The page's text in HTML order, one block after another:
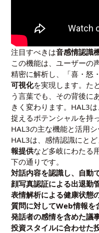
注目すべきは音感情認識
この機能は、ユーザーの
精密に解析し、「喜・怒
可視化を実現します。た
う言葉でも、その背後に
きく変わります。HAL3
捉えるポテンシャルを持
HAL3の主な機能と活用シ
HAL3は、感情認識にと
報提供など多岐にわたる
下の通りです。
対話内容を認識し、自動
顔写真認証による出退勤
表情解析による健康状態
質問に対してWeb情報を
発話者の感情を含めた議
投資スタイルに合わせた